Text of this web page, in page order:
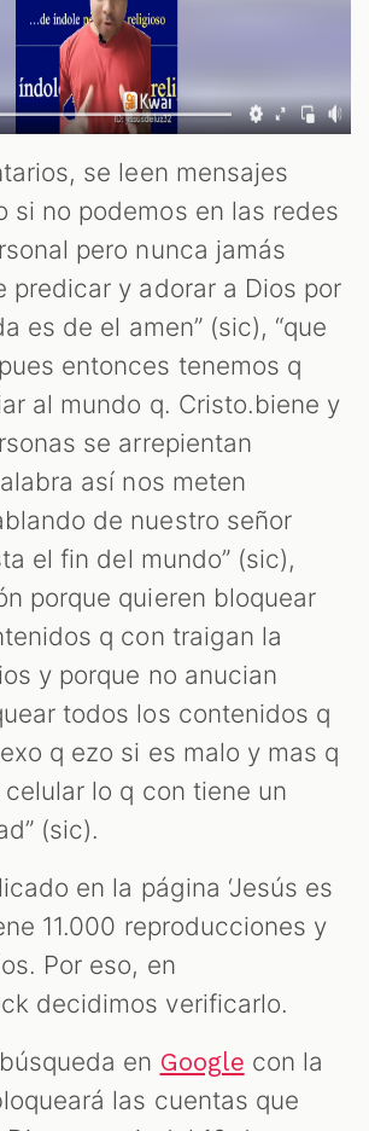
se leen mensajes
si no podemos en las redes
pero nunca jamás
predicar y adorar a Dios por
es de el amen” (sic), “que
entonces tenemos q
al mundo q. Cristo.biene y
se arrepientan
así nos meten
de nuestro señor
el fin del mundo” (sic),
porque quieren bloquear
q con traigan la
y porque no anucian
todos los contenidos q
q ezo si es malo y mas q
lo q con tiene un
(sic).
en la página ‘Jesús es
11.000 reproducciones y
Por eso, en
decidimos verificarlo.
en Google con la
las cuentas que